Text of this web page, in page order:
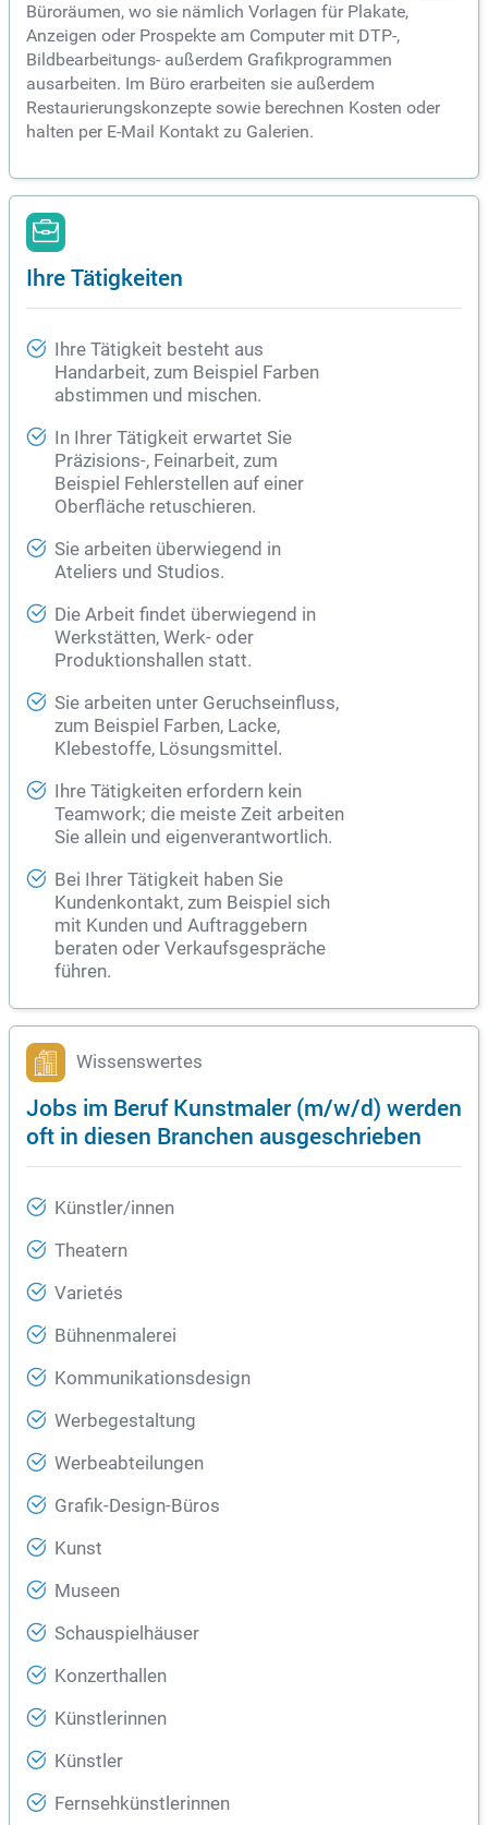
Büroräumen, wo sie nämlich Vorlagen für Plakate,
Anzeigen oder Prospekte am Computer mit DTP-,
Bildbearbeitungs- außerdem Grafikprogrammen
ausarbeiten. Im Büro erarbeiten sie außerdem
Restaurierungskonzepte sowie berechnen Kosten oder
halten per E-Mail Kontakt zu Galerien.
Ihre Tätigkeiten
Ihre Tätigkeit besteht aus
Handarbeit, zum Beispiel Farben
abstimmen und mischen.
In Ihrer Tätigkeit erwartet Sie
Präzisions-, Feinarbeit, zum
Beispiel Fehlerstellen auf einer
Oberfläche retuschieren.
Sie arbeiten überwiegend in
Ateliers und Studios.
Die Arbeit findet überwiegend in
Werkstätten, Werk- oder
Produktionshallen statt.
Sie arbeiten unter Geruchseinfluss,
zum Beispiel Farben, Lacke,
Klebestoffe, Lösungsmittel.
Ihre Tätigkeiten erfordern kein
Teamwork; die meiste Zeit arbeiten
Sie allein und eigenverantwortlich.
Bei Ihrer Tätigkeit haben Sie
Kundenkontakt, zum Beispiel sich
mit Kunden und Auftraggebern
beraten oder Verkaufsgespräche
führen.
Wissenswertes
Jobs im Beruf Kunstmaler (m/w/d) werden
oft in diesen Branchen ausgeschrieben
Künstler/innen
Theatern
Varietés
Bühnenmalerei
Kommunikationsdesign
Werbegestaltung
Werbeabteilungen
Grafik-Design-Büros
Kunst
Museen
Schauspielhäuser
Konzerthallen
Künstlerinnen
Künstler
Fernsehkünstlerinnen